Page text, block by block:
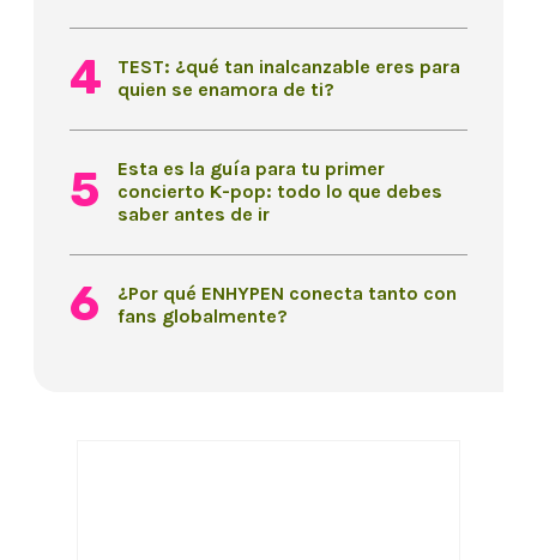
TEST: ¿qué tan inalcanzable eres para
quien se enamora de ti?
Esta es la guía para tu primer
concierto K-pop: todo lo que debes
saber antes de ir
¿Por qué ENHYPEN conecta tanto con
fans globalmente?